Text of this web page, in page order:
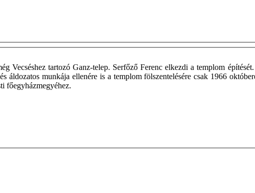
Vecséshez tartozó Ganz-telep. Serfőző Ferenc elkezdi a templom
áldozatos munkája ellenére is a templom fölszentelésére csak 1966
főegyházmegyéhez.